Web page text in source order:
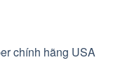
chính hãng USA